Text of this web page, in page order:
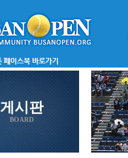
게시판
BOARD